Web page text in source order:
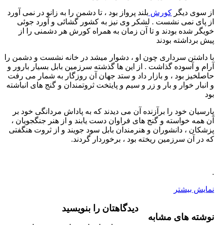
از سوی دیگر کورش بلند پرواز بود ، تا دشمن را به زانو در نمی آورد
از پای نمی نشست . لشکر وی نیز به کشور گشائی و آورد جوئی
خویگر شده بودند و تا آن زمان به همراه کورش هر دشمنی را از
پیش برداشته بودند
با داشتن سرداری چون او ، دشوار میشد در خانه نشست و دشمن را
آرام و آسوده گذاشت . از این ها گذشته سرزمین بابل بسیار بارور و
حاصلخیز بود ، و بازار داد و ستد جهان آن روزگار به شمار می رفت
و انبار خوار و بار و زر و سیم و پایتخت ثروتمندان و گنج های انباشته
بود
پارسیان خود را برآزنده آن می دیدند که به پاداش مردانگی خود بر
آن همه خواسته و گنج های فراوان دست یابند و از هنر جنگجویان ،
پزشکان ، دانشوران و هنرمندان بابل سود جویند و از ثروت هنگفتی
که در آن سرزمین ریخته بود ، برخوردار گردند.
.
نمایش بیشتر
نوشته های مشابه
دیدگاهتان را بنویسید